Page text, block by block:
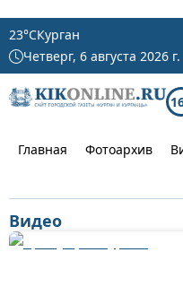
23°CКурган
Четверг, 6 августа 2026 г.
Главная Фотоархив
Видео